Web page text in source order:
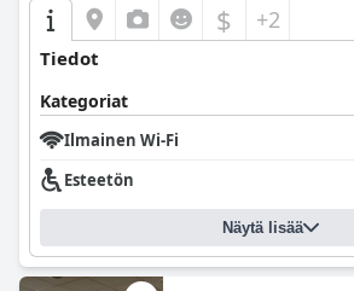
$ +2
Tiedot
Kategoriat
Ilmainen Wi-Fi
Esteetön
Näytä lisää